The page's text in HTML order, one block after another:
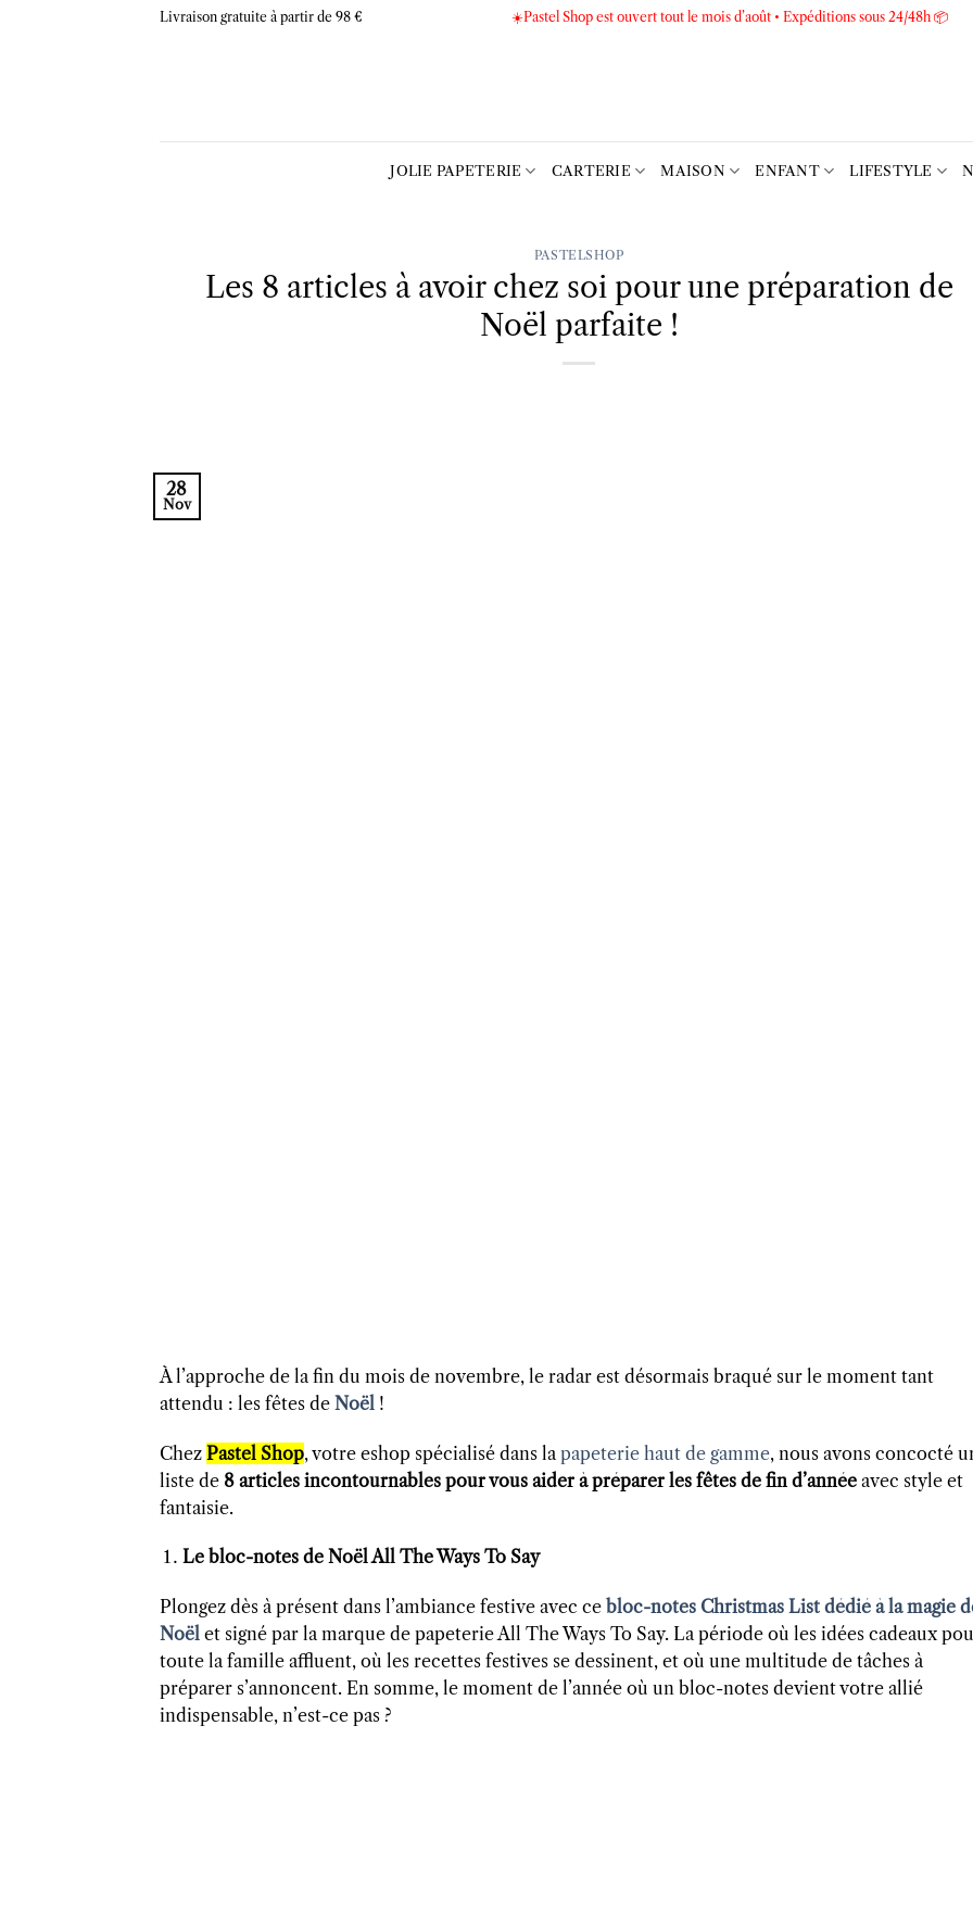
Livraison gratuite à partir de 98 € ☀️Pastel Shop est ouvert tout le mois d’août • Expéditions sous 24/48h 📦
JOLIE PAPETERIE CARTERIE MAISON ENFANT LIFESTYLE
PASTELSHOP
Les 8 articles à avoir chez soi pour une préparation de
Noël parfaite !
28
Nov
À l’approche de la fin du mois de novembre, le radar est désormais braqué sur le moment tant
attendu : les fêtes de Noël !
Chez Pastel Shop, votre eshop spécialisé dans la papeterie haut de gamme, nous avons concocté
liste de 8 articles incontournables pour vous aider à préparer les fêtes de fin d’année avec style et
fantaisie.
Le bloc-notes de Noël All The Ways To Say
Plongez dès à présent dans l’ambiance festive avec ce bloc-notes Christmas List dédié à la magie
Noël et signé par la marque de papeterie All The Ways To Say. La période où les idées cadeaux
toute la famille affluent, où les recettes festives se dessinent, et où une multitude de tâches à
préparer s’annoncent. En somme, le moment de l’année où un bloc-notes devient votre allié
indispensable, n’est-ce pas ?